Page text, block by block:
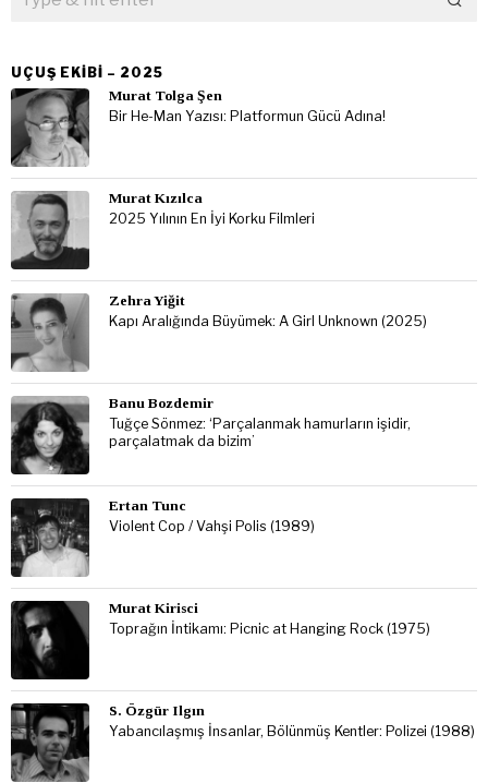
UÇUŞ EKIBI – 2025
Murat Tolga Şen
Bir He-Man Yazısı: Platformun Gücü Adına!
Murat Kızılca
2025 Yılının En İyi Korku Filmleri
Zehra Yiğit
Kapı Aralığında Büyümek: A Girl Unknown (2025)
Banu Bozdemir
Tuğçe Sönmez: ‘Parçalanmak hamurların işidir,
parçalatmak da bizim’
Ertan Tunc
Violent Cop / Vahşi Polis (1989)
Murat Kirisci
Toprağın İntikamı: Picnic at Hanging Rock (1975)
S. Özgür Ilgın
Yabancılaşmış İnsanlar, Bölünmüş Kentler: Polizei (1988)